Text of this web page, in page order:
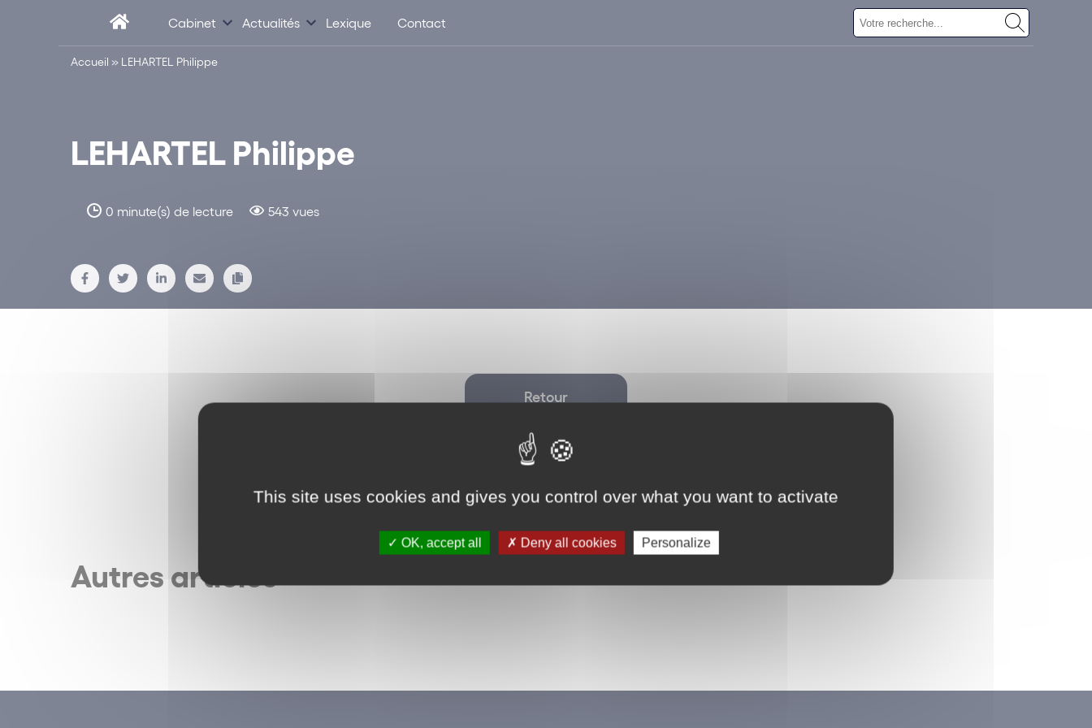
Cabinet Actualités Lexique Contact
Accueil » LEHARTEL Philippe
LEHARTEL Philippe
0 minute(s) de lecture 543 vues
Retour
Autres articles
This site uses cookies and gives you control over what you want to activate
OK, accept all Deny all cookies Personalize